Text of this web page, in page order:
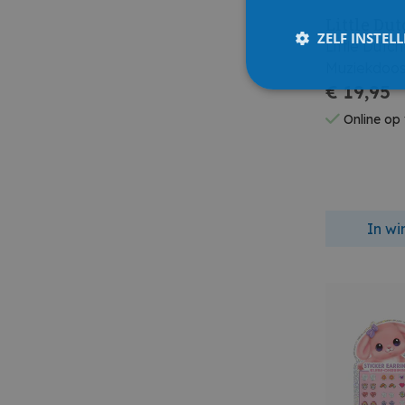
Little Dutch
€ 19,95
Online
In
ZELF